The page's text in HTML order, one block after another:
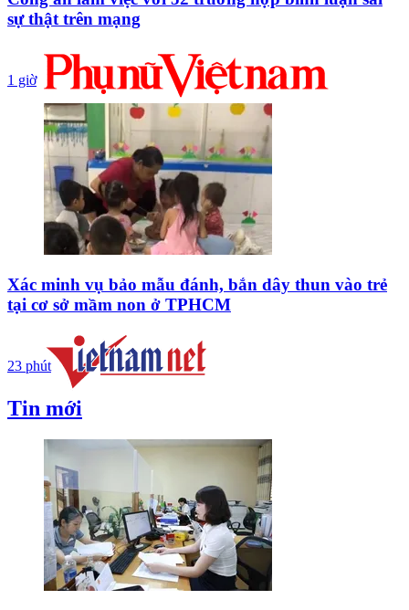
sự thật trên mạng
1 giờ
Xác minh vụ bảo mẫu đánh, bắn dây thun vào trẻ
tại cơ sở mầm non ở TPHCM
23 phút
Tin mới